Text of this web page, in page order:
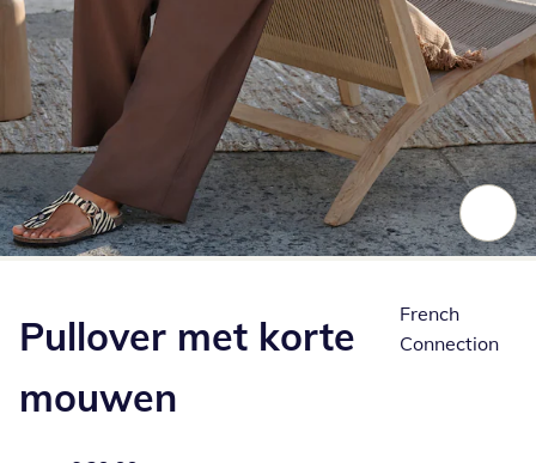
Pullover met korte
mouwen
French
Connection